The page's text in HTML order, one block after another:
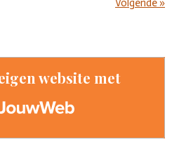
Volgende»
website met